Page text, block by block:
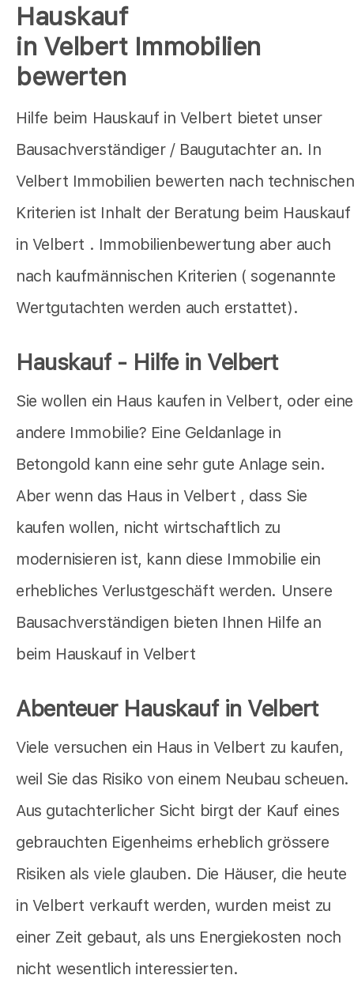
Hauskauf
in Velbert Immobilien
bewerten
Hilfe beim Hauskauf in Velbert bietet unser
Bausachverständiger / Baugutachter an. In
Velbert Immobilien bewerten nach technischen
Kriterien ist Inhalt der Beratung beim Hauskauf
in Velbert . Immobilienbewertung aber auch
nach kaufmännischen Kriterien ( sogenannte
Wertgutachten werden auch erstattet).
Hauskauf - Hilfe in Velbert
Sie wollen ein Haus kaufen in Velbert, oder eine
andere Immobilie? Eine Geldanlage in
Betongold kann eine sehr gute Anlage sein.
Aber wenn das Haus in Velbert , dass Sie
kaufen wollen, nicht wirtschaftlich zu
modernisieren ist, kann diese Immobilie ein
erhebliches Verlustgeschäft werden. Unsere
Bausachverständigen bieten Ihnen Hilfe an
beim Hauskauf in Velbert
Abenteuer Hauskauf in Velbert
Viele versuchen ein Haus in Velbert zu kaufen,
weil Sie das Risiko von einem Neubau scheuen.
Aus gutachterlicher Sicht birgt der Kauf eines
gebrauchten Eigenheims erheblich grössere
Risiken als viele glauben. Die Häuser, die heute
in Velbert verkauft werden, wurden meist zu
einer Zeit gebaut, als uns Energiekosten noch
nicht wesentlich interessierten.